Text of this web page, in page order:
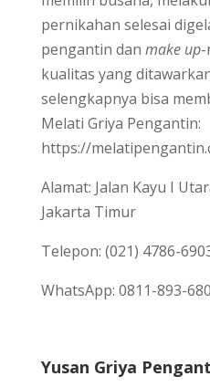
pernikahan selesai
pengantin dan make up-
kualitas yang
selengkapnya bisa
Melati Griya Pengantin:
https://
Alamat: Jalan Kayu I
Jakarta Timur
Telepon: (021) 4786-
WhatsApp: 0811-893-680
Yusan Griya